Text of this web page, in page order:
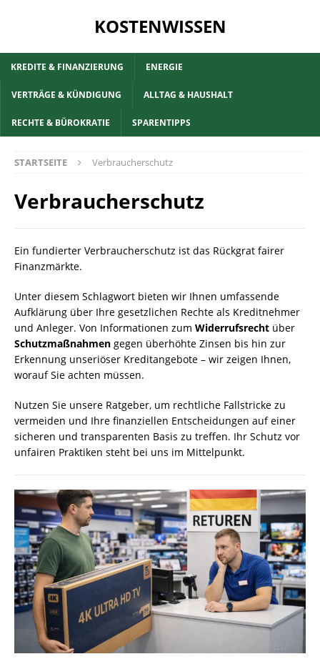
KOSTENWISSEN
KREDITE & FINANZIERUNG ENERGIE
VERTRÄGE & KÜNDIGUNG ALLTAG & HAUSHALT
RECHTE & BÜROKRATIE SPARENTIPPS
STARTSEITE Verbraucherschutz
Verbraucherschutz
Ein fundierter Verbraucherschutz ist das Rückgrat fairer
Finanzmärkte.
Unter diesem Schlagwort bieten wir Ihnen umfassende
Aufklärung über Ihre gesetzlichen Rechte als Kreditnehmer
und Anleger. Von Informationen zum Widerrufsrecht über
Schutzmaßnahmen gegen überhöhte Zinsen bis hin zur
Erkennung unseriöser Kreditangebote – wir zeigen Ihnen,
worauf Sie achten müssen.
Nutzen Sie unsere Ratgeber, um rechtliche Fallstricke zu
vermeiden und Ihre finanziellen Entscheidungen auf einer
sicheren und transparenten Basis zu treffen. Ihr Schutz vor
unfairen Praktiken steht bei uns im Mittelpunkt.